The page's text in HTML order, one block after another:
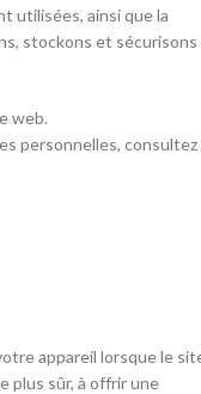
utilisées, ainsi que la
stockons et sécurisons
web.
personnelles, consultez
appareil lorsque le
plus sûr, à offrir une